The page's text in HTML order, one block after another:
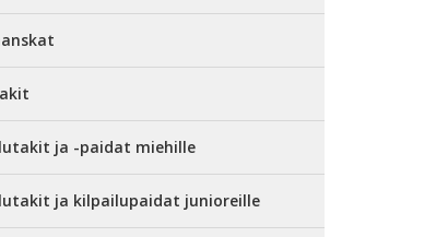
ja -paidat miehille
ja kilpailupaidat junioreille